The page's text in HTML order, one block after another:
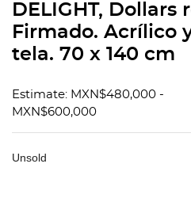
DELIGHT,
Firmado. Acrílico
tela. 70 x 140 cm
Estimate: MXN$480,000 -
MXN$600,000
Unsold